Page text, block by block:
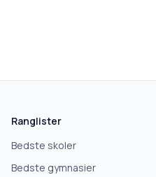
Ranglister
Bedste skoler
Bedste gymnasier